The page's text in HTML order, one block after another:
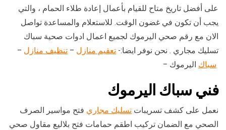
على أفضل تاريخ متاح للقيام بأعمال إعادة طلاء الحمام ، والتي
يجب أن تكون في غضون الوقت. للاستعلام والمساعدة تواصل
الان مع رقم صحي اليرموك لجميع اعمال ادوات صحية سباك
تسليك مجاري . نحن نوفر ايضا:- تعقيم منازل – تنظيف منازل –
سباك اليرموك –
فني سباك اليرموك
نعمل على كشف تسريبات تسليك مجاري فتح مواسير الصرف
الصحي مع الضمان تركيب اطقم حمامات فتح بلاليع مقاول صحي